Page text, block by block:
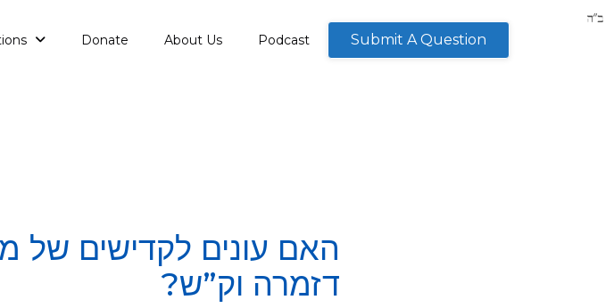
Donate About Us Podcast Submit A Question
האם עונים לקדישים של
דזמרה וק”ש?